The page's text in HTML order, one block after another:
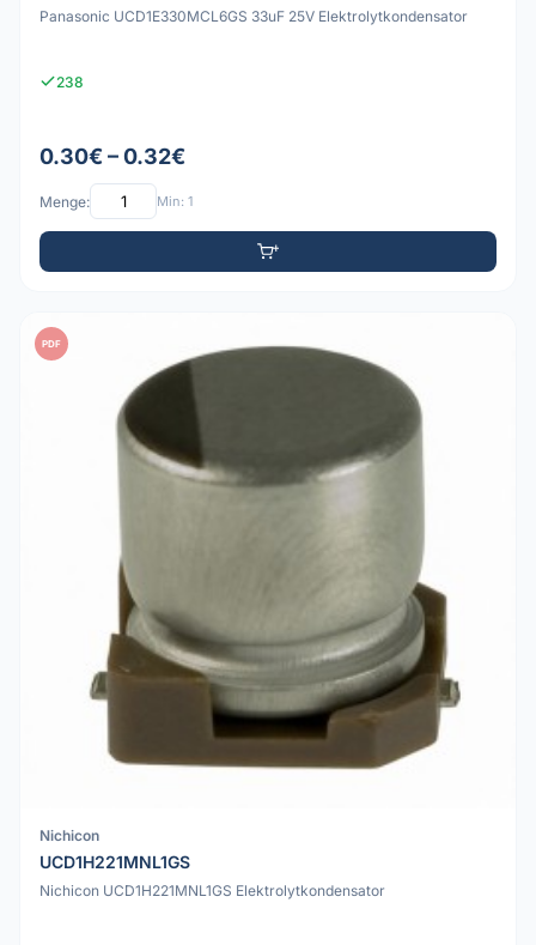
Panasonic UCD1E330MCL6GS 33uF 25V Elektrolytkondensator
238
0.30€ – 0.32€
Menge: Min: 1
PDF
Nichicon
UCD1H221MNL1GS
Nichicon UCD1H221MNL1GS Elektrolytkondensator